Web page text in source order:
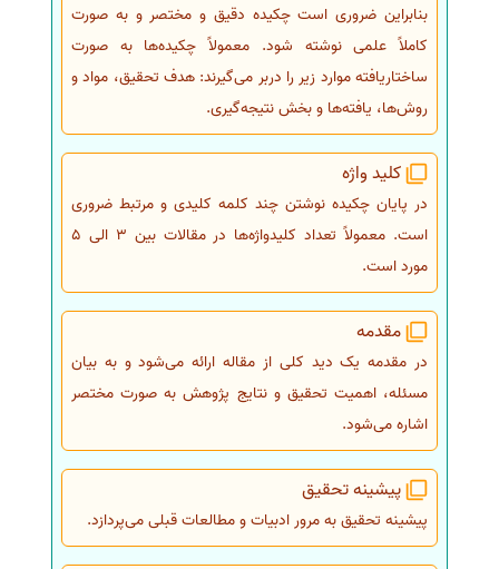
بنابراین ضروری است چکیده دقیق و مختصر و به صورت
کاملاً علمی نوشته شود. معمولاً چکیده‌ها به صورت
ساختاریافته موارد زیر را دربر می‌گیرند: هدف تحقیق، مواد و
روش‌ها، یافته‌ها و بخش نتیجه‌گیری.
کلید واژه
در پایان چکیده نوشتن چند کلمه کلیدی و مرتبط ضروری
است. معمولاً تعداد کلیدواژه‌ها در مقالات بین 3 الی 5
مورد است.
مقدمه
در مقدمه یک دید کلی از مقاله ارائه می‌شود و به بیان
مسئله، اهمیت تحقیق و نتایج پژوهش به صورت مختصر
اشاره می‌شود.
پیشینه تحقیق
پیشینه تحقیق به مرور ادبیات و مطالعات قبلی می‌پردازد.